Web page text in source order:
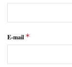
E-mail *